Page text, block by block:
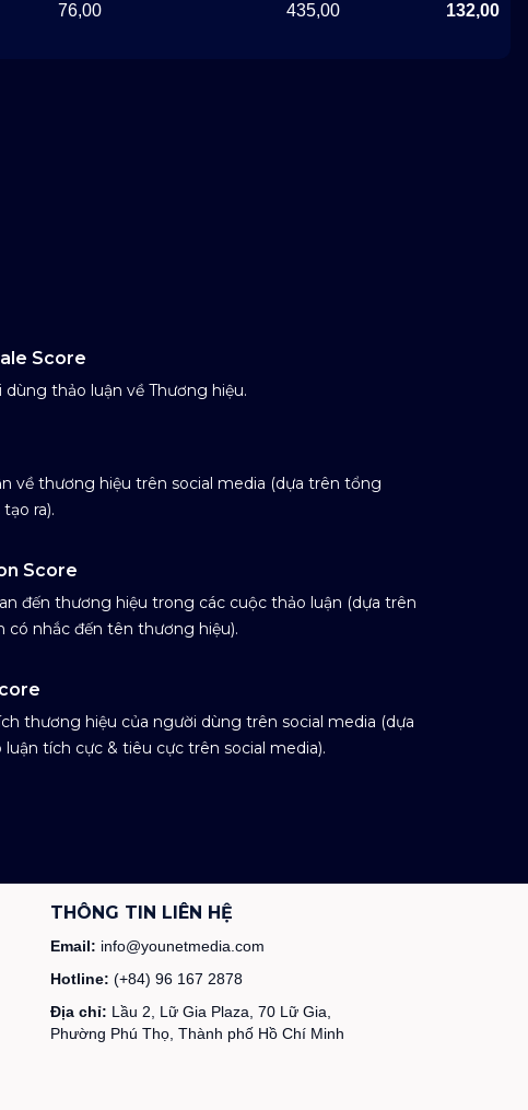
76,00 435,00 132,00
Score
thảo luận về Thương hiệu.
về thương hiệu trên social media (dựa trên tổng
ra).
Score
đến thương hiệu trong các cuộc thảo luận (dựa trên
có nhắc đến tên thương hiệu).
thương hiệu của người dùng trên social media (dựa
tích cực & tiêu cực trên social media).
THÔNG TIN LIÊN HỆ
Email: info@younetmedia.com
Hotline: (+84) 96 167 2878
Địa chỉ: Lầu 2, Lữ Gia Plaza, 70 Lữ Gia,
Phường Phú Thọ, Thành phố Hồ Chí Minh